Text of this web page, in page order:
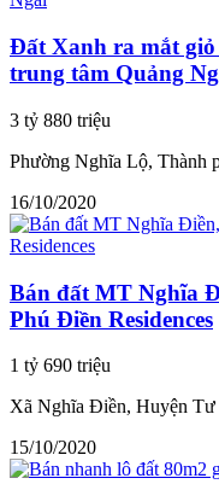
Đất Xanh ra mắt giỏ
trung tâm Quảng
3 tỷ 880 triệu
Phường Nghĩa Lộ, Thành
16/10/2020
Bán đất MT Nghĩa
Phú Điền Residences
1 tỷ 690 triệu
Xã Nghĩa Điền, Huyện Tư
15/10/2020